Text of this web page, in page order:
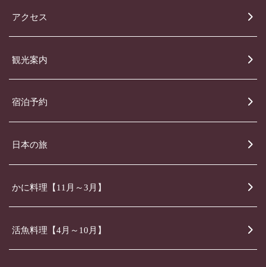
アクセス
観光案内
宿泊予約
日本の旅
かに料理【11月～3月】
活魚料理【4月～10月】